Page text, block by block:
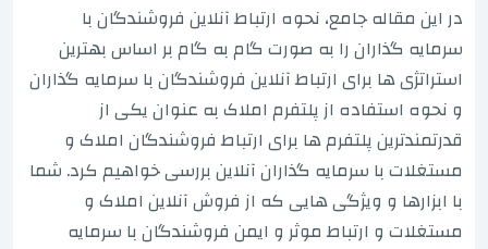
در این مقاله جامع، نحوه ارتباط آنلاین فروشندگان با
سرمایه گذاران را به صورت گام به گام بر اساس بهترین
استراتژی ها برای ارتباط آنلاین فروشندگان با سرمایه گذاران
و نحوه استفاده از پلتفرم املاک به عنوان یکی از
قدرتمندترین پلتفرم ها برای ارتباط فروشندگان املاک و
مستغلات با سرمایه گذاران آنلاین بررسی خواهیم کرد. شما
با ابزارها و ویژگی هایی که از فروش آنلاین املاک و
مستغلات و ارتباط موثر و ایمن فروشندگان با سرمایه